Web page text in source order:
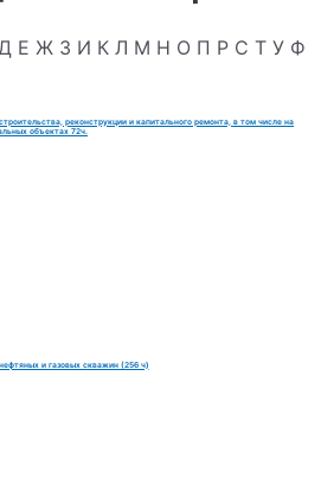
Е Ж З И К Л М Н О П Р С Т У Ф
реконструкции и капитального ремонта, в том числе на
объектах 72ч.
и газовых скважин (256 ч)